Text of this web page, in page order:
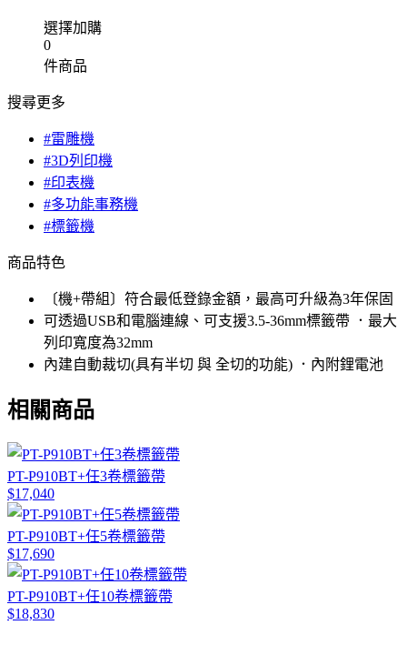
選擇加購
0
件商品
搜尋更多
#雷雕機
#3D列印機
#印表機
#多功能事務機
#標籤機
商品特色
〔機+帶組〕符合最低登錄金額，最高可升級為3年保固
可透過USB和電腦連線、可支援3.5-36mm標籤帶 ．最大
列印寬度為32mm
內建自動裁切(具有半切 與 全切的功能) ．內附鋰電池
相關商品
PT-P910BT+任3卷標籤帶
$17,040
PT-P910BT+任5卷標籤帶
$17,690
PT-P910BT+任10卷標籤帶
$18,830